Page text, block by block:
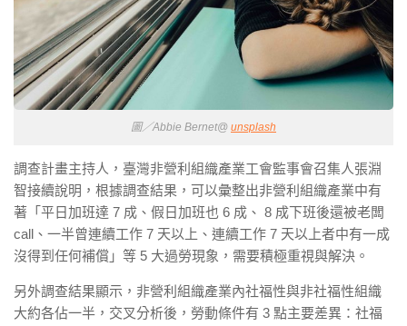
圖／Abbie Bernet@ unsplash
調查計畫主持人，臺灣非營利組織產業工會監事會召集人張淵
智接續說明，根據調查結果，可以彙整出非營利組織產業中有
著「平日加班達 7 成、假日加班也 6 成、 8 成下班後還被老闆
call、一半曾連續工作 7 天以上、連續工作 7 天以上者中有一成
沒得到任何補償」等 5 大過勞現象，需要積極重視與解決。
另外調查結果顯示，非營利組織產業內社福性與非社福性組織
大約各佔一半，交叉分析後，勞動條件有 3 點主要差異：社福